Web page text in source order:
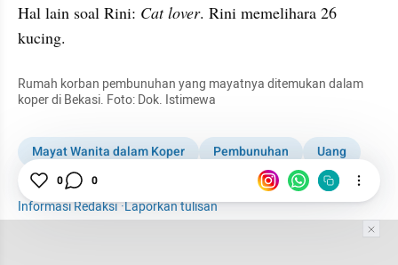
Hal lain soal Rini: Cat lover. Rini memelihara 26
kucing.
Rumah korban pembunuhan yang mayatnya ditemukan dalam
koper di Bekasi. Foto: Dok. Istimewa
Mayat Wanita dalam Koper Pembunuhan
Uang
Polisi
Informasi Redaksi·Laporkan tulisan
0 0